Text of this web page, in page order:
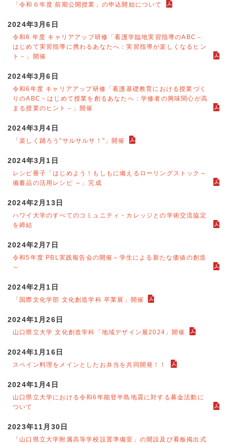
「令和６年度 前期公開授業」の申込開始について
2024年3月6日
令和6 年度 キャリアアップ研修「看護学臨地実習指導のABC－
はじめて実習指導に携わるあなたへ：実習指導が楽しくなるヒン
ト－」開催
2024年3月6日
令和6年度 キャリアアップ研修「看護基礎教育における授業づく
りのABC－はじめて授業を創るあなたへ：学修者の興味関心が高
まる授業のヒント－」開催
2024年3月4日
「楽しく踊ろう"サルサルサ！"」開催
2024年3月1日
レシピ冊子「はじめよう！もしもに備えるローリングストック～
備蓄品の活用レシピ ～」完成
2024年2月13日
ハワイ大学のすべてのコミュニティ・カレッジとの学術交流協定
を締結
2024年2月7日
令和5年度 PBL実践報告会の開催～学生による新たな価値の創造
～
2024年2月1日
「国際文化学部 文化創造学科 卒業展」開催
2024年1月26日
山口県立大学 文化創造学科「地域デザイン展2024」開催
2024年1月16日
スペイン料理をメインとしたお弁当を共同開発！！
2024年1月4日
山口県立大学における令和6年能登半島地震に対する募金活動に
ついて
2023年11月30日
「山口県立大学附属高等学校設置準備室」の開設及び看板掲出式